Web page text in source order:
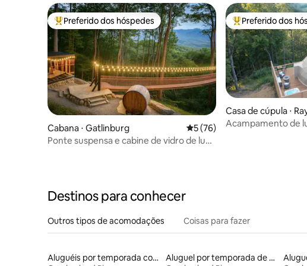
Entre os melhores preferidos dos hóspedes
Preferido dos hóspedes
Cabana ⋅ Gatlinburg 5 de uma avaliação média de
5 (76)
Ponte suspensa e cabine de vidro de luxo
Entre os melhores
Preferido dos
Casa de cúpula ⋅
Acampamento de
Destinos para conhecer
Outros tipos de acomodações Coisas para fazer
Aluguéis por temporada com café da manhã
Aluguel por temporada de barcos